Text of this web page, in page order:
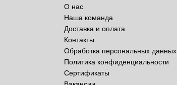
О нас
Наша команда
Доставка и оплата
Контакты
Обработка персональных данных
Политика конфиденциальности
Сертификаты